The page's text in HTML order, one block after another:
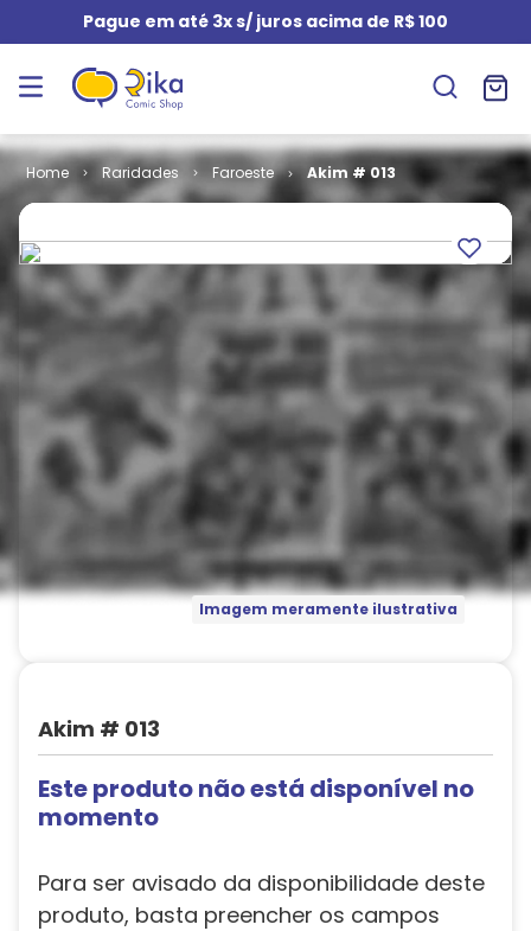
Pague em até 3x s/ juros acima de R$ 100
Raridades Faroeste Akim # 013
Imagem meramente ilustrativa
Akim # 013
Este produto não está disponível no
momento
Para ser avisado da disponibilidade deste
produto, basta preencher os campos